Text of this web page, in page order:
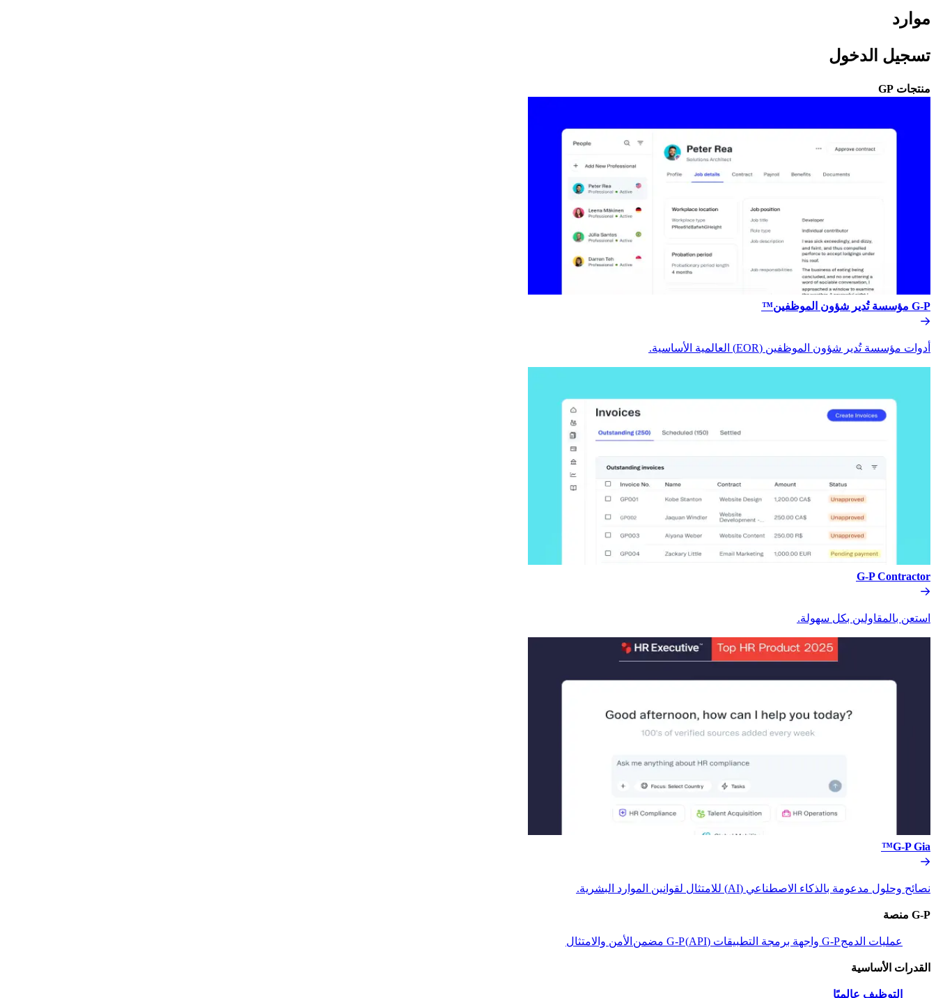
موارد​​
تسجيل الدخول​​
منتجات GP​​
G-P مؤسسة تُدير شؤون الموظفين™​​
أدوات مؤسسة تُدير شؤون الموظفين (EOR) العالمية الأساسية.​​
G-P Contractor​​
استعن بالمقاولين بكل سهولة.​​
G-P Gia™​​
نصائح وحلول مدعومة بالذكاء الاصطناعي (AI) للامتثال لقوانين الموارد البشرية.​​
G-P منصة​​
عمليات الدمج​​G-P واجهة برمجة التطبيقات (API)​​ G-P مضمن​​ الأمن والامتثال​​
القدرات الأساسية​​
التوظيف عالميًا​​